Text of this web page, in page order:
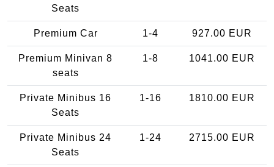
Seats
Premium Car 1-4 927.00 EUR
Premium Minivan 8
seats
1-8 1041.00 EUR
Private Minibus 16
Seats
1-16 1810.00 EUR
Private Minibus 24
Seats
1-24 2715.00 EUR